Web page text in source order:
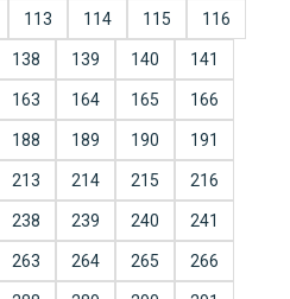
113 114 115 116
138 139 140 141
163 164 165 166
188 189 190 191
213 214 215 216
238 239 240 241
263 264 265 266